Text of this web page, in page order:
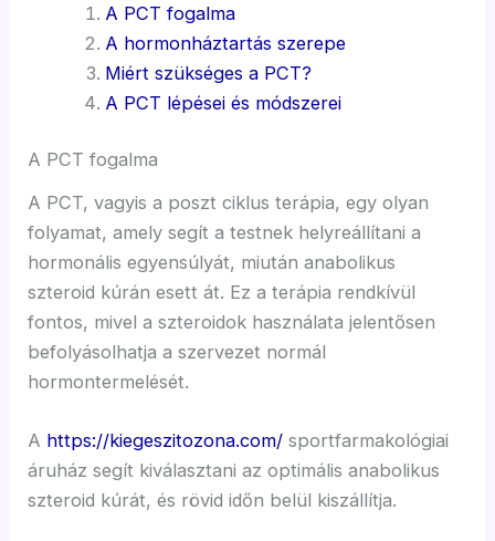
A PCT fogalma
A hormonháztartás szerepe
Miért szükséges a PCT?
A PCT lépései és módszerei
A PCT fogalma
A PCT, vagyis a poszt ciklus terápia, egy olyan
folyamat, amely segít a testnek helyreállítani a
hormonális egyensúlyát, miután anabolikus
szteroid kúrán esett át. Ez a terápia rendkívül
fontos, mivel a szteroidok használata jelentősen
befolyásolhatja a szervezet normál
hormontermelését.
A https://kiegeszitozona.com/ sportfarmakológiai
áruház segít kiválasztani az optimális anabolikus
szteroid kúrát, és rövid időn belül kiszállítja.